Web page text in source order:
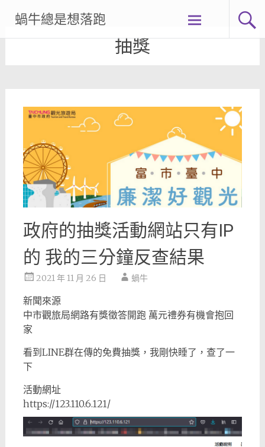
content
蝸牛總是想落跑
抽獎
政府的抽獎活動網站只有IP
的 我的三分鐘反查結果
2021 年 11 月 26 日 蝸牛
新聞來源
中市觀旅局網路有獎徵答開跑 萬元禮券有機會抱回
家
看到LINE群在傳的免費抽獎，我剛快睡了，查了一
下
活動網址
https://123.110.6.121/